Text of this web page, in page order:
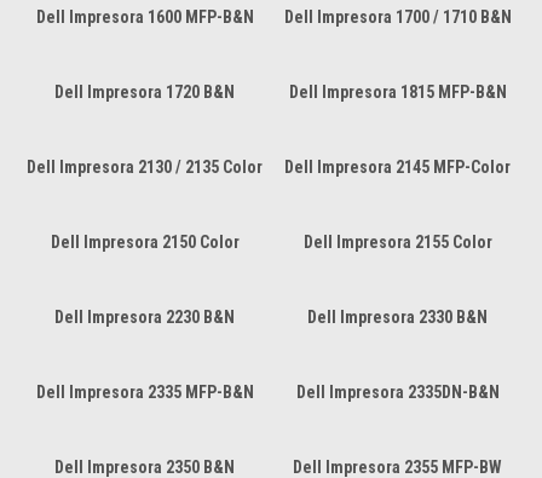
Dell Impresora 1600 MFP-B&N Dell Impresora 1700 / 1710 B&N
Dell Impresora 1720 B&N Dell Impresora 1815 MFP-B&N
Dell Impresora 2130 / 2135 Color Dell Impresora 2145 MFP-Color
Dell Impresora 2150 Color Dell Impresora 2155 Color
Dell Impresora 2230 B&N Dell Impresora 2330 B&N
Dell Impresora 2335 MFP-B&N Dell Impresora 2335DN-B&N
Dell Impresora 2350 B&N Dell Impresora 2355 MFP-BW